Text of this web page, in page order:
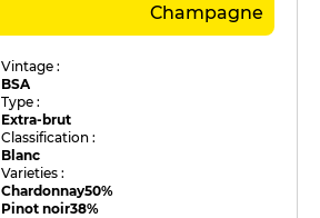
Champagne
Vintage :
BSA
Type :
Extra-brut
Classification :
Blanc
Varieties :
Chardonnay50%
Pinot noir38%